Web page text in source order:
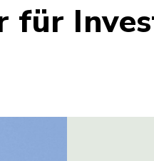
für